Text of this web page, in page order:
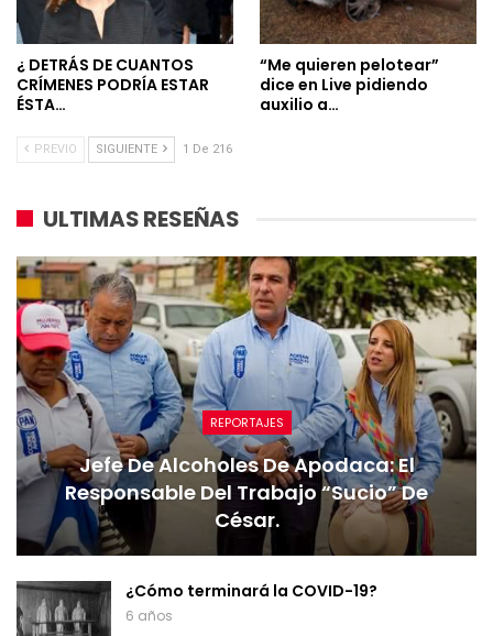
¿ DETRÁS DE CUANTOS
CRÍMENES PODRÍA ESTAR
ÉSTA…
“Me quieren pelotear”
dice en Live pidiendo
auxilio a…
PREVIO SIGUIENTE 1 De 216
ULTIMAS RESEÑAS
REPORTAJES
Jefe De Alcoholes De Apodaca: El
Responsable Del Trabajo “sucio” De
César.
¿Cómo terminará la COVID-19?
6 años